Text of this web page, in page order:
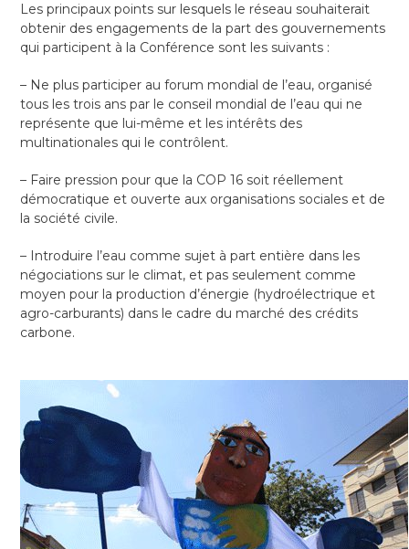
Les principaux points sur lesquels le réseau souhaiterait
obtenir des engagements de la part des gouvernements
qui participent à la Conférence sont les suivants :
– Ne plus participer au forum mondial de l’eau, organisé
tous les trois ans par le conseil mondial de l’eau qui ne
représente que lui-même et les intérêts des
multinationales qui le contrôlent.
– Faire pression pour que la COP 16 soit réellement
démocratique et ouverte aux organisations sociales et de
la société civile.
– Introduire l’eau comme sujet à part entière dans les
négociations sur le climat, et pas seulement comme
moyen pour la production d’énergie (hydroélectrique et
agro-carburants) dans le cadre du marché des crédits
carbone.